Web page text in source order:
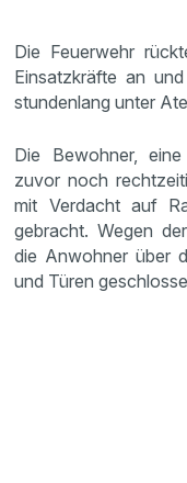
Die Feuerwehr
Einsatzkräfte an
stundenlang unter
Die Bewohner,
zuvor noch
mit Verdacht auf
gebracht. Wegen
die Anwohner über
und Türen